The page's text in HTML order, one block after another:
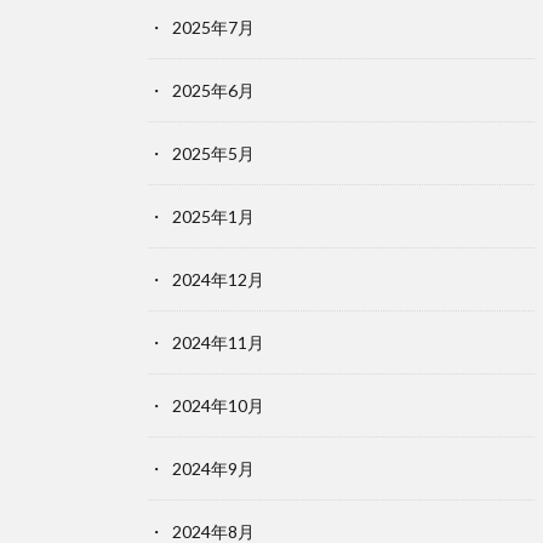
2025年7月
2025年6月
2025年5月
2025年1月
2024年12月
2024年11月
2024年10月
2024年9月
2024年8月